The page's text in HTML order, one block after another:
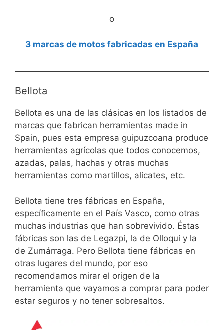
o
3 marcas de motos fabricadas en España
Bellota
Bellota es una de las clásicas en los listados de
marcas que fabrican herramientas made in
Spain, pues esta empresa guipuzcoana produce
herramientas agrícolas que todos conocemos,
azadas, palas, hachas y otras muchas
herramientas como martillos, alicates, etc.
Bellota tiene tres fábricas en España,
específicamente en el País Vasco, como otras
muchas industrias que han sobrevivido. Éstas
fábricas son las de Legazpi, la de Olloqui y la
de Zumárraga. Pero Bellota tiene fábricas en
otras lugares del mundo, por eso
recomendamos mirar el origen de la
herramienta que vayamos a comprar para poder
estar seguros y no tener sobresaltos.